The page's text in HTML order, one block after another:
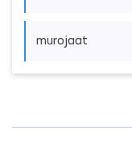
murojaat